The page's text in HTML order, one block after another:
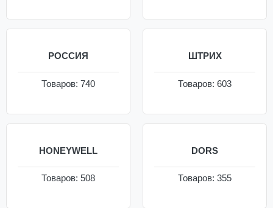
РОССИЯ
Товаров: 740
ШТРИХ
Товаров: 603
HONEYWELL
Товаров: 508
DORS
Товаров: 355